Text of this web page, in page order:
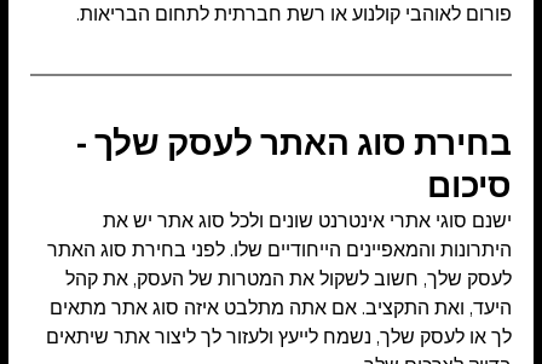
פורום לאוהבי קולנוע או רשת חברתית לתחום הבריאות.
בחירת סוג האתר לעסק שלך -
סיכום
ישנם סוגי אתרי אינטרנט שונים ולכל סוג אתר יש את
היתרונות והמאפיינים הייחודיים שלו. לפני בחירת סוג האתר
לעסק שלך, חשוב לשקול את המטרות של העסק, את קהל
היעד, ואת התקציב. אם אתה מתלבט איזה סוג אתר מתאים
לך או לעסק שלך, נשמח לייעץ ולעזור לך ליצור אתר שיתאים